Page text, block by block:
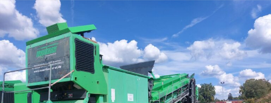
Crible
à
étoiles